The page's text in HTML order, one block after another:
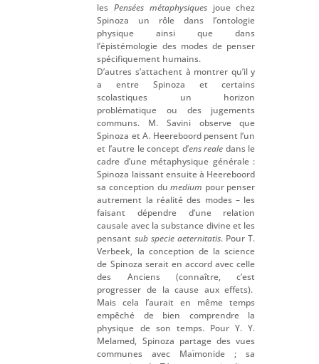
lesPensées métaphysiquesjoue chez
Spinoza un rôle dans l’ontologie
physique ainsi que dans
l’épistémologie des modes de penser
spécifiquement humains.
D’autres s’attachent à montrer qu’il y
a entre Spinoza et certains
scolastiques un horizon
problématique ou des jugements
communs. M. Savini observe que
Spinoza et A. Heereboord pensent l’un
et l’autre le concept d’ens reale dans le
cadre d’une métaphysique générale :
Spinoza laissant ensuite à Heereboord
sa conception dumedium pour penser
autrement la réalité des modes – les
faisant dépendre d’une relation
causale avec la substance divine et les
pensant sub specie aeternitatis. Pour T.
Verbeek, la conception de la science
de Spinoza serait en accord avec celle
des Anciens (connaître, c’est
progresser de la cause aux effets).
Mais cela l’aurait en même temps
empêché de bien comprendre la
physique de son temps. Pour Y. Y.
Melamed, Spinoza partage des vues
communes avec Maïmonide ; sa